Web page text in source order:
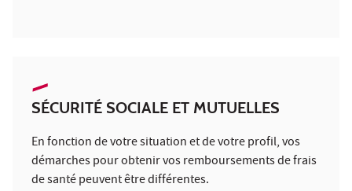
SÉCURITÉ SOCIALE ET MUTUELLES
En fonction de votre situation et de votre profil, vos
démarches pour obtenir vos remboursements de frais
de santé peuvent être différentes.